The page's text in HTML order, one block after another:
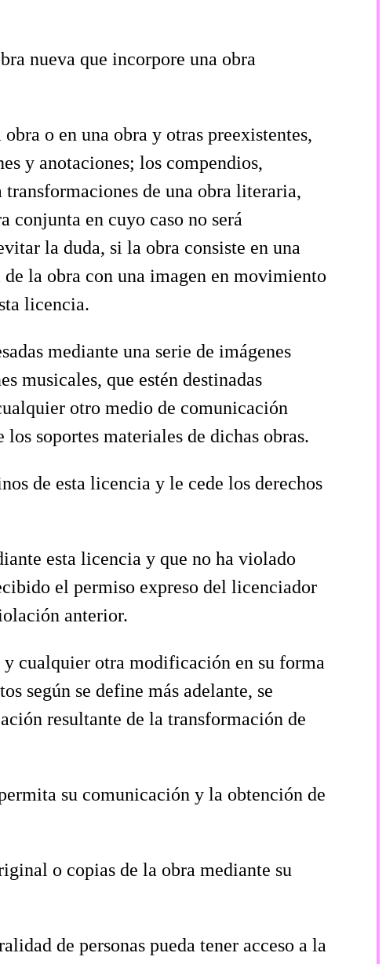
nueva que incorpore una obra
o en una obra y otras preexistentes,
y anotaciones; los compendios,
de una obra literaria,
conjunta en cuyo caso no será
la duda, si la obra consiste en una
la obra con una imagen en movimiento
licencia.
mediante una serie de imágenes
musicales, que estén destinadas
otro medio de comunicación
soportes materiales de dichas obras.
de esta licencia y le cede los derechos
esta licencia y que no ha violado
el permiso expreso del licenciador
anterior.
cualquier otra modificación en su forma
según se define más adelante, se
resultante de la transformación de
su comunicación y la obtención de
o copias de la obra mediante su
de personas pueda tener acceso a la